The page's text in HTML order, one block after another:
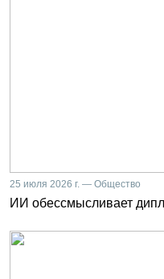
25 июля 2026 г. — Общество
ИИ обессмысливает